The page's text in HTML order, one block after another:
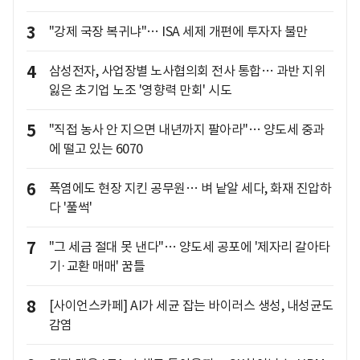
3 "강제 국장 복귀냐"… ISA 세제 개편에 투자자 불만
4
삼성전자, 사업장별 노사협의회 전사 통합… 과반 지위
잃은 초기업 노조 '영향력 만회' 시도
5
"직접 농사 안 지으면 내년까지 팔아라"… 양도세 중과
에 떨고 있는 6070
6
폭염에도 현장 지킨 공무원… 벼 낱알 세다, 화재 진압하
다 '풀썩'
7
"그 세금 절대 못 낸다"… 양도세 공포에 '제자리 갈아타
기·교환 매매' 꿈틀
8
[사이언스카페] AI가 세균 잡는 바이러스 생성, 내성균도
감염